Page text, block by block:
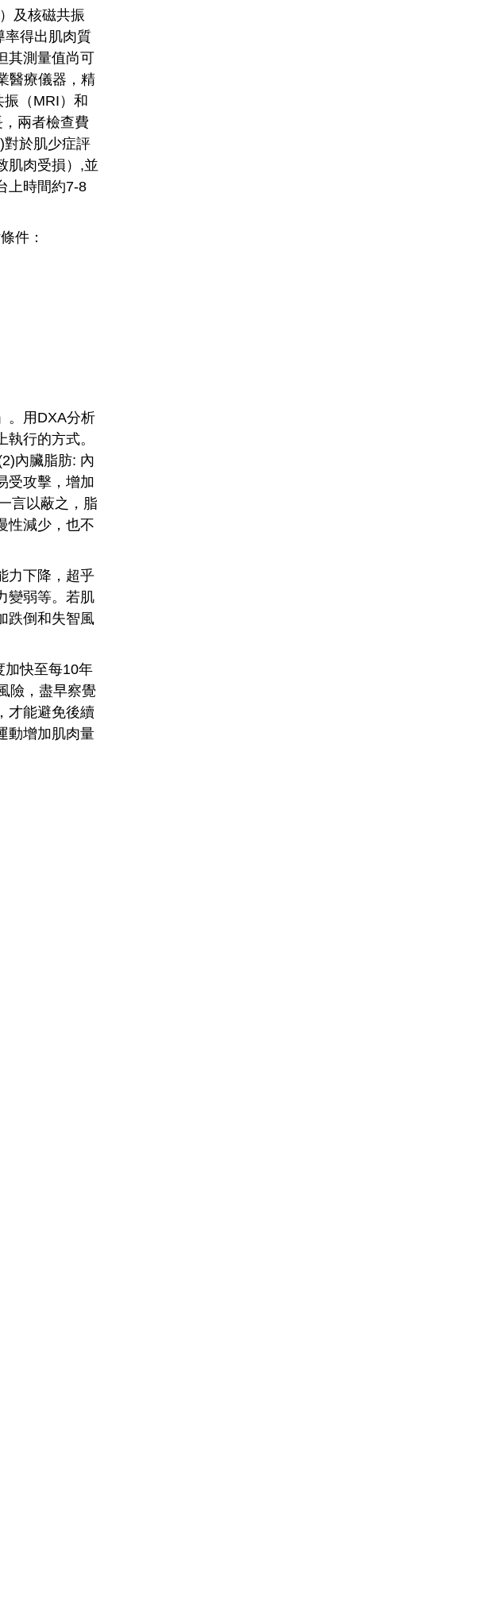
及核磁共振
率得出肌肉質
其測量值尚可
醫療儀器，精
（MRI）和
兩者檢查費
對於肌少症評
肌肉受損）,並
上時間約7-8
件：
。用DXA分析
行的方式。
內臟脂肪: 內
受攻擊，增加
言以蔽之，脂
性減少，也不
力下降，超乎
變弱等。若肌
跌倒和失智風
加快至每10年
險，盡早察覺
才能避免後續
動增加肌肉量